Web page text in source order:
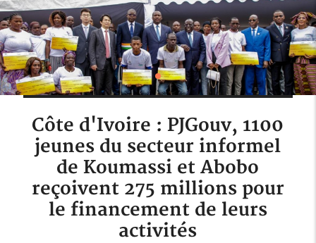
Côte d'Ivoire : PJGouv, 1100
jeunes du secteur informel
de Koumassi et Abobo
reçoivent 275 millions pour
le financement de leurs
activités